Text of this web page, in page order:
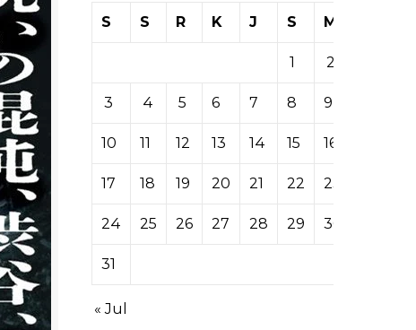
S
S R K J S M
1 2
3 4 5 6 7 8 9
10 11 12 13 14 15 16
17 18 19 20 21 22 23
24 25 26 27 28 29 30
31
« Jul